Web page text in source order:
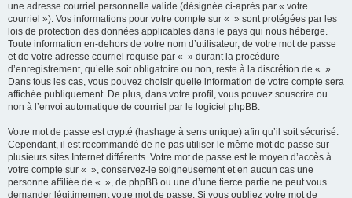
une adresse courriel personnelle valide (désignée ci-après par « votre
courriel »). Vos informations pour votre compte sur « » sont protégées par les
lois de protection des données applicables dans le pays qui nous héberge.
Toute information en-dehors de votre nom d’utilisateur, de votre mot de passe
et de votre adresse courriel requise par « » durant la procédure
d’enregistrement, qu’elle soit obligatoire ou non, reste à la discrétion de « ».
Dans tous les cas, vous pouvez choisir quelle information de votre compte sera
affichée publiquement. De plus, dans votre profil, vous pouvez souscrire ou
non à l’envoi automatique de courriel par le logiciel phpBB.
Votre mot de passe est crypté (hashage à sens unique) afin qu’il soit sécurisé.
Cependant, il est recommandé de ne pas utiliser le même mot de passe sur
plusieurs sites Internet différents. Votre mot de passe est le moyen d’accès à
votre compte sur « », conservez-le soigneusement et en aucun cas une
personne affiliée de « », de phpBB ou une d’une tierce partie ne peut vous
demander légitimement votre mot de passe. Si vous oubliez votre mot de